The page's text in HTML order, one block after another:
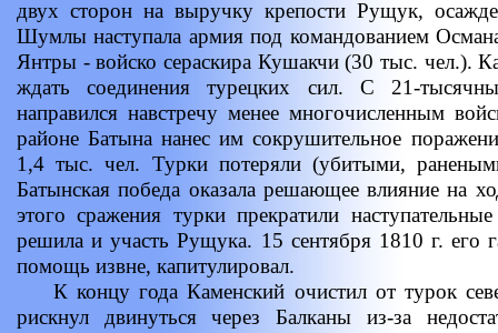
двух сторон на выручку крепости Рущук,
Шумлы наступала армия под командованием
Янтры - войско сераскира Кушакчи (30 тыс. чел.).
ждать соединения турецких сил. С 21-
направился навстречу менее многочисленным
районе Батына нанес им сокрушительное
1,4 тыс. чел. Турки потеряли (убитыми,
Батынская победа оказала решающее влияние на
этого сражения турки прекратили
решила и участь Рущука. 15 сентября 1810 г. его
помощь извне, капитулировал.
К концу года Каменский очистил от турок
рискнул двинуться через Балканы из-за